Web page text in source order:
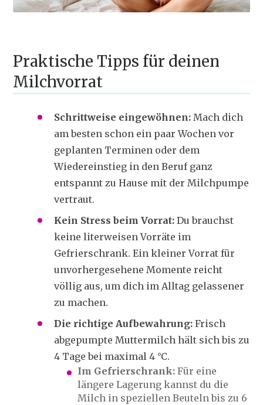
Praktische Tipps für deinen
Milchvorrat
Schrittweise eingewöhnen:Mach dich
am besten schon ein paar Wochen vor
geplanten Terminen oder dem
Wiedereinstieg in den Beruf ganz
entspannt zu Hause mit der Milchpumpe
vertraut.
Kein Stress beim Vorrat:Du brauchst
keine literweisen Vorräte im
Gefrierschrank. Ein kleiner Vorrat für
unvorhergesehene Momente reicht
völlig aus, um dich im Alltag gelassener
zu machen.
Die richtige Aufbewahrung:Frisch
abgepumpte Muttermilch hält sich bis zu
4 Tage bei maximal 4 °C.
Im Gefrierschrank:Für eine
längere Lagerung kannst du die
Milch in speziellen Beuteln bis zu 6